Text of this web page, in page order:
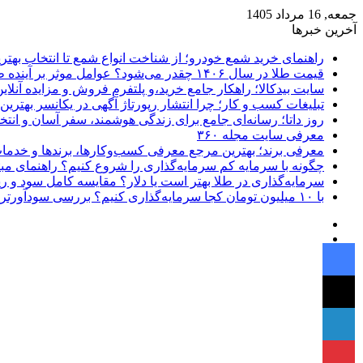
جمعه, 16 مرداد 1405
آخرین خبرها
راهنمای خرید شمع خودرو؛ از شناخت انواع شمع تا انتخاب
قیمت طلا در سال ۱۴۰۶ چقدر می‌شود؟ عوامل موثر بر آینده طلا
سایت بیدکالا؛ راهکار جامع خرید،و پلتفرم فروش و مزایده
تبلیغات کسب و کار؛ چرا انتشار رپورتاژ آگهی در یکانسر
روز داتا؛ رسانه‌ای جامع برای زندگی هوشمند، سفر آسان و
معرفی سایت مجله ۳۶۰
معرفی برند؛ بهترین مرجع معرفی کسب‌وکارها، برندها و
چگونه با سرمایه کم سرمایه‌گذاری را شروع کنیم؟ راهنمای
سرمایه‌گذاری در طلا بهتر است یا دلار؟ مقایسه کامل سود و
با ۱۰ میلیون تومان کجا سرمایه‌گذاری کنیم؟ بررسی سودآورترین گزینه‌ها
فلیکر
یوتیوب
اینستاگرام
فیسبوک
ایکس
لینکداین
پینتریست